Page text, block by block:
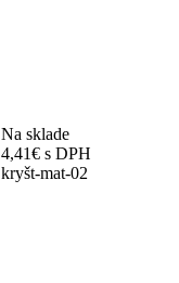
Na sklade
4,41€ s DPH
kryšt-mat-02